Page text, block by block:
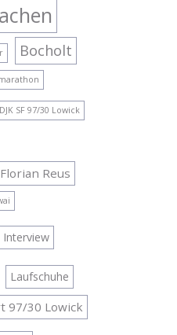
Bocholt
DJK SF 97/30 Lowick
Florian Reus
Interview
Laufschuhe
97/30 Lowick